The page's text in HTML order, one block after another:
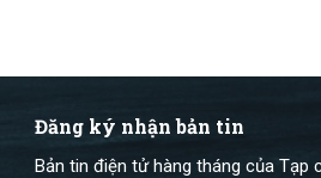
Đăng ký nhận bản tin
Bản tin điện tử hàng tháng của Tạp